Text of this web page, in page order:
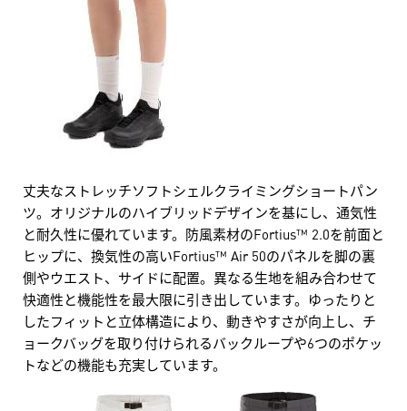
丈夫なストレッチソフトシェルクライミングショートパン
ツ。オリジナルのハイブリッドデザインを基にし、通気性
と耐久性に優れています。防風素材のFortius™ 2.0を前面と
ヒップに、換気性の高いFortius™ Air 50のパネルを脚の裏
側やウエスト、サイドに配置。異なる生地を組み合わせて
快適性と機能性を最大限に引き出しています。ゆったりと
したフィットと立体構造により、動きやすさが向上し、チ
ョークバッグを取り付けられるバックループや6つのポケッ
トなどの機能も充実しています。